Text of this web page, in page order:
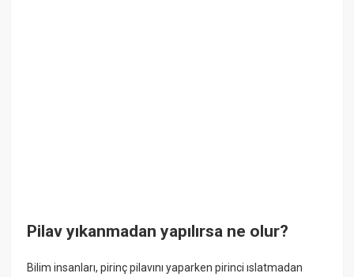
Pilav yıkanmadan yapılırsa ne olur?
Bilim insanları, pirinç pilavını yaparken pirinci ıslatmadan